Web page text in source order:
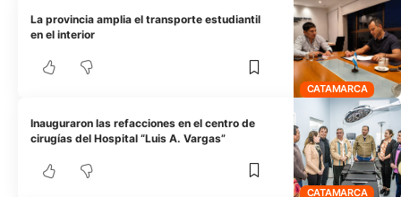
CATAMARCA
La provincia amplia el transporte estudiantil
en el interior
CATAMARCA
Inauguraron las refacciones en el centro de
cirugías del Hospital “Luis A. Vargas”